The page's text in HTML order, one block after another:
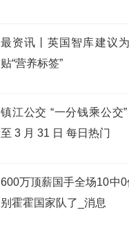
最资讯丨英国智库建议
贴“营养标签”
镇江公交 “一分钱乘公交
至 3 月 31 日 每日热门
600万顶薪国手全场10中0
别霍霍国家队了_消息